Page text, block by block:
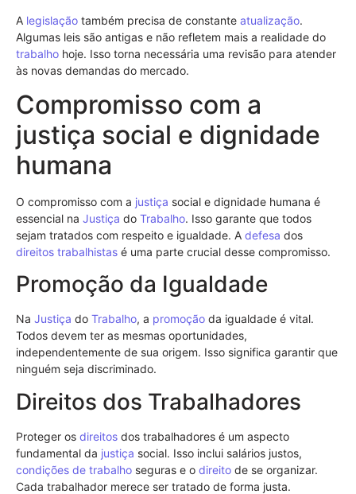
A legislação também precisa de constante atualização.
Algumas leis são antigas e não refletem mais a realidade do
trabalho hoje. Isso torna necessária uma revisão para atender
às novas demandas do mercado.
Compromisso com a
justiça social e dignidade
humana
O compromisso com a justiça social e dignidade humana é
essencial na Justiça do Trabalho. Isso garante que todos
sejam tratados com respeito e igualdade. A defesa dos
direitos trabalhistas é uma parte crucial desse compromisso.
Promoção da Igualdade
Na Justiça do Trabalho, a promoção da igualdade é vital.
Todos devem ter as mesmas oportunidades,
independentemente de sua origem. Isso significa garantir que
ninguém seja discriminado.
Direitos dos Trabalhadores
Proteger os direitos dos trabalhadores é um aspecto
fundamental da justiça social. Isso inclui salários justos,
condições de trabalho seguras e o direito de se organizar.
Cada trabalhador merece ser tratado de forma justa.